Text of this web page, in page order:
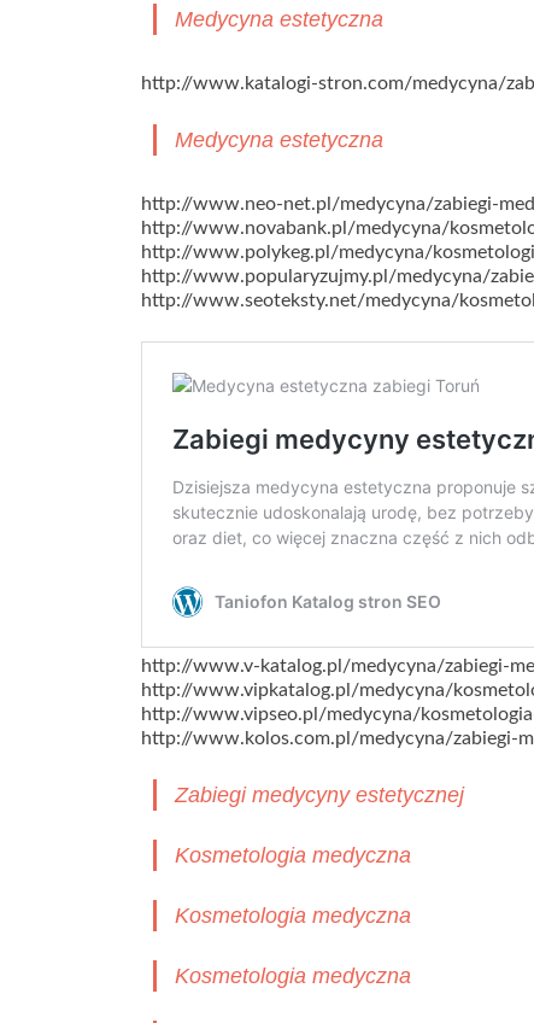
Medycyna estetyczna
http://www.katalogi-stron.com/medycyna/
Medycyna estetyczna
http://www.neo-net.pl/medycyna/zabiegi-
http://www.novabank.pl/medycyna/
http://www.polykeg.pl/medycyna/
http://www.popularyzujmy.pl/medycyna/
http://www.seoteksty.net/medycyna/
http://www.v-katalog.pl/medycyna/zabiegi-
http://www.vipkatalog.pl/medycyna/
http://www.vipseo.pl/medycyna/
http://www.kolos.com.pl/medycyna/zabiegi-
Zabiegi medycyny estetycznej
Kosmetologia medyczna
Kosmetologia medyczna
Kosmetologia medyczna